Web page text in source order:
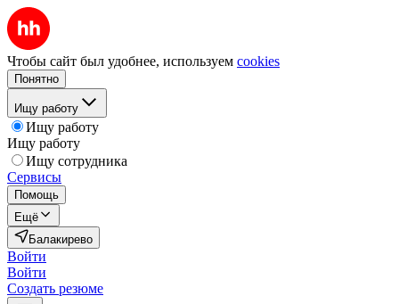
Чтобы сайт был удобнее, используем cookies
Понятно
Ищу работу
Ищу работу
Ищу работу
Ищу сотрудника
Сервисы
Помощь
Ещё
Балакирево
Войти
Войти
Создать резюме